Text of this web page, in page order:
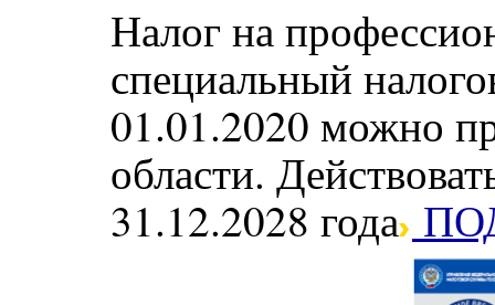
Налог на
специальный
01.01.2020 можно
области.
31.12.2028 года